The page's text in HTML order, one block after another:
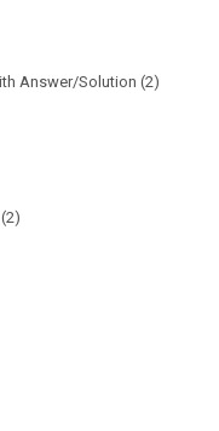
Answer/Solution (2)
(2)